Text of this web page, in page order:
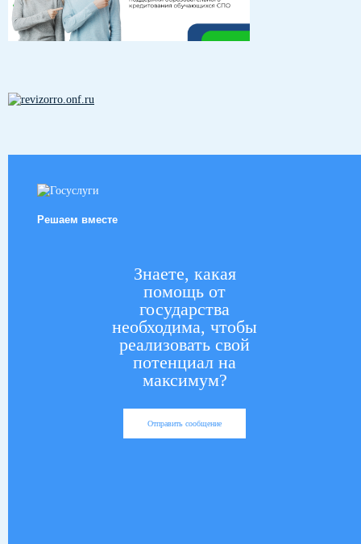
Решаем вместе
Знаете, какая
помощь от
государства
необходима, чтобы
реализовать свой
потенциал на
максимум?
Отправить сообщение